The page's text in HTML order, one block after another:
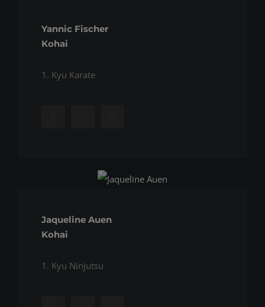
Yannic Fischer
Kohai
1. Kyu Karate
Jaqueline Auen
Kohai
1. Kyu Ninjutsu